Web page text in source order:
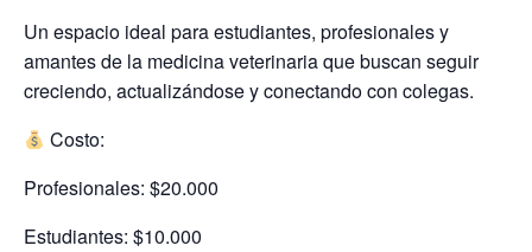
Un espacio ideal para estudiantes, profesionales y
amantes de la medicina veterinaria que buscan seguir
creciendo, actualizándose y conectando con colegas.
Costo:
Profesionales: $20.000
Estudiantes: $10.000